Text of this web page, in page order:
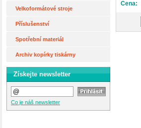
Velkoformátové stroje
Příslušenství
Spotřební materiál
Archiv kopírky tiskárny
Získejte newsletter
Co je náš newsletter
Cena: